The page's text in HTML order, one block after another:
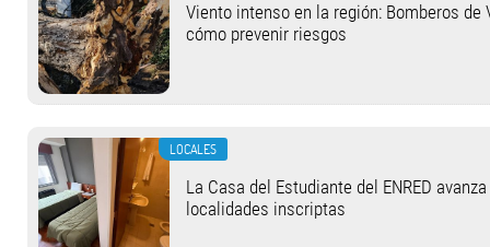
Viento intenso en la región: Bomberos
cómo prevenir riesgos
LOCALES
La Casa del Estudiante del ENRED
localidades inscriptas